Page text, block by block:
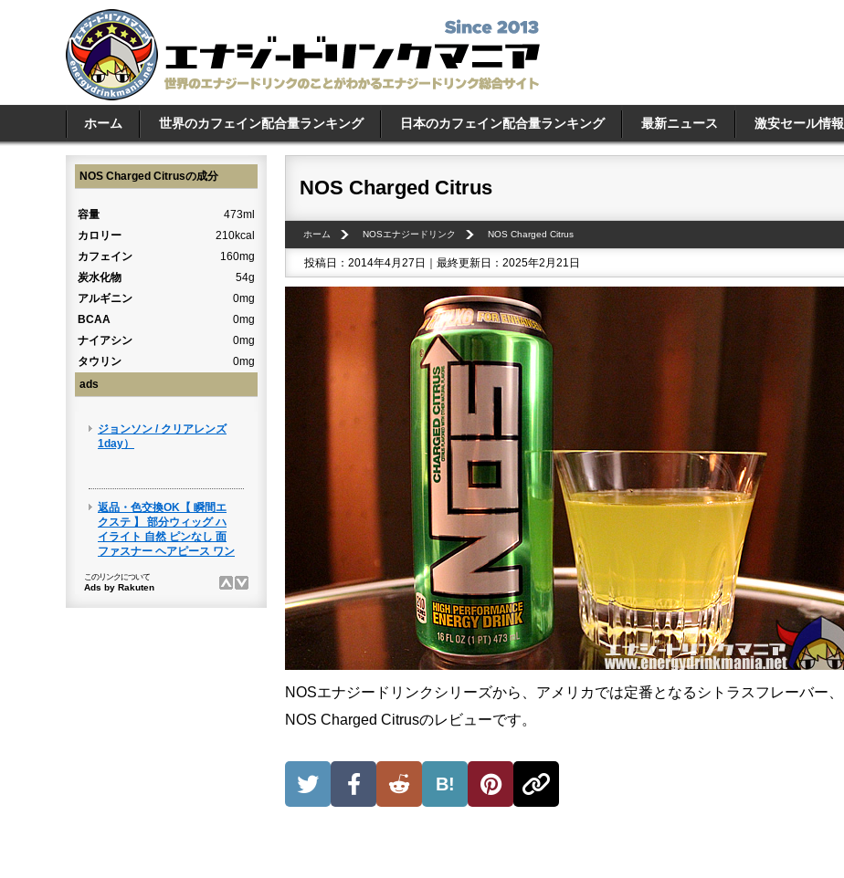
ホーム 世界のカフェイン配合量ランキング 日本のカフェイン配合量ランキング 最新ニュース 激安セール情報
NOS Charged Citrus
ホーム NOSエナジードリンク NOS Charged Citrus
投稿日：2014年4月27日｜最終更新日：2025年2月21日
NOSエナジードリンクシリーズから、アメリカでは定番となるシトラスフレーバー、
NOS Charged Citrusのレビューです。
B!
NOS Charged Citrusの成分
容量
473ml
カロリー
210kcal
カフェイン
160mg
炭水化物
54g
アルギニン
0mg
BCAA
0mg
ナイアシン
0mg
タウリン
0mg
ads